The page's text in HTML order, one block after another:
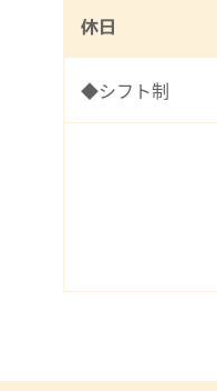
休日
◆シフト制